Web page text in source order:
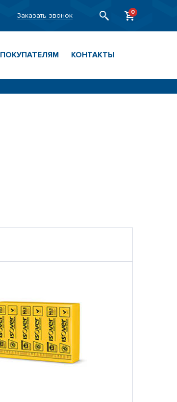
Заказать звонок 0
ПОКУПАТЕЛЯМ КОНТАКТЫ